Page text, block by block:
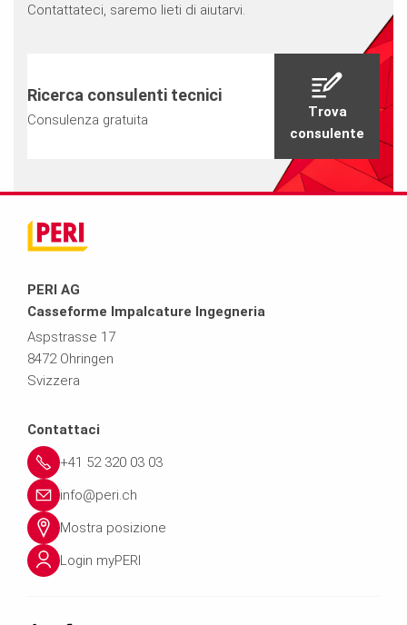
Contattateci, saremo lieti di aiutarvi.
Ricerca consulenti tecnici
Consulenza gratuita
Trova
consulente
PERI AG
Casseforme Impalcature Ingegneria
Aspstrasse 17
8472 Ohringen
Svizzera
Contattaci
+41 52 320 03 03
info@peri.ch
Mostra posizione
Login myPERI